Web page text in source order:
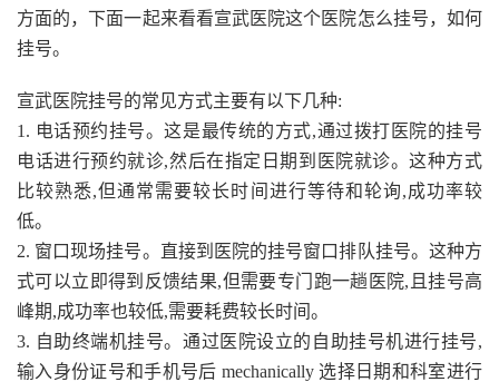
方面的，下面一起来看看宣武医院这个医院怎么挂号，如何
挂号。
宣武医院挂号的常见方式主要有以下几种:
1. 电话预约挂号。这是最传统的方式,通过拨打医院的挂号
电话进行预约就诊,然后在指定日期到医院就诊。这种方式
比较熟悉,但通常需要较长时间进行等待和轮询,成功率较
低。
2. 窗口现场挂号。直接到医院的挂号窗口排队挂号。这种方
式可以立即得到反馈结果,但需要专门跑一趟医院,且挂号高
峰期,成功率也较低,需要耗费较长时间。
3. 自助终端机挂号。通过医院设立的自助挂号机进行挂号,
输入身份证号和手机号后 mechanically 选择日期和科室进行